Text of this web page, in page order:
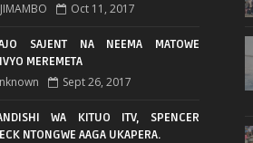
Oct 11, 2017
SAJENT NA NEEMA MATOWE
MEREMETA
Sept 26, 2017
WA KITUO ITV, SPENCER
NTONGWE AAGA UKAPERA.